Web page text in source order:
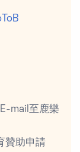
mail至鹿樂
贊助申請